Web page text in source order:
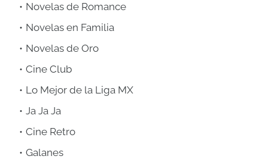
Novelas de Romance
Novelas en Familia
Novelas de Oro
Cine Club
Lo Mejor de la Liga MX
Ja Ja Ja
Cine Retro
Galanes